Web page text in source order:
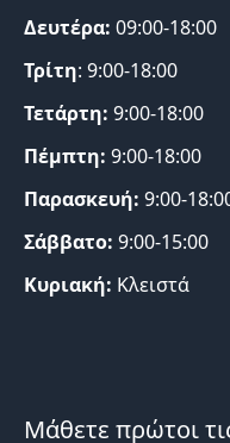
Δευτέρα: 09:00-18:00
Τρίτη: 9:00-18:00
Τετάρτη: 9:00-18:00
Πέμπτη: 9:00-18:00
Παρασκευή: 9:00-
Σάββατο: 9:00-15:00
Κυριακή: Κλειστά
Μάθετε πρώτοι